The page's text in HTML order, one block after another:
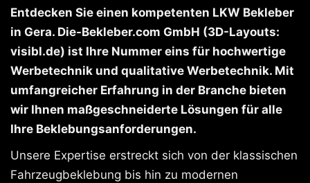
Entdecken Sie einen kompetenten LKW Bekleber
in Gera. Die-Bekleber.com GmbH (3D-Layouts:
visibl.de) ist Ihre Nummer eins für hochwertige
Werbetechnik und qualitative Werbetechnik. Mit
umfangreicher Erfahrung in der Branche bieten
wir Ihnen maßgeschneiderte Lösungen für alle
Ihre Beklebungsanforderungen.
Unsere Expertise erstreckt sich von der klassischen
Fahrzeugbeklebung bis hin zu modernen